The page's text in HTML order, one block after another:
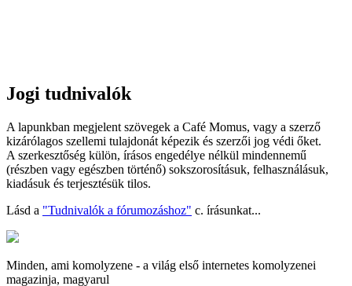
Jogi tudnivalók
A lapunkban megjelent szövegek a Café Momus, vagy a szerző
kizárólagos szellemi tulajdonát képezik és szerzői jog védi őket.
A szerkesztőség külön, írásos engedélye nélkül mindennemű
(részben vagy egészben történő) sokszorosításuk, felhasználásuk,
kiadásuk és terjesztésük tilos.
Lásd a "Tudnivalók a fórumozáshoz" c. írásunkat...
Minden, ami komolyzene - a világ első internetes komolyzenei
magazinja, magyarul